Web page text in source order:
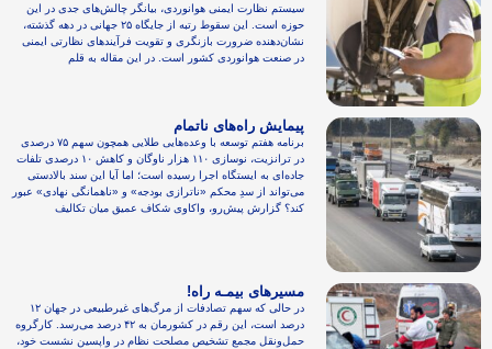
سیستم نظارت ایمنی هوانوردی، بیانگر چالش‌های جدی در این
حوزه است. این سقوط رتبه از جایگاه ۲۵ جهانی در دهه گذشته،
نشان‌دهنده ضرورت بازنگری و تقویت فرآیندهای نظارتی ایمنی
در صنعت هوانوردی کشور است. در این مقاله به قلم
پیمایش راه‌های ناتمام
برنامه هفتم توسعه با وعده‌هایی طلایی همچون سهم ۷۵ درصدی
در ترانزیت، نوسازی ۱۱۰ هزار ناوگان و کاهش ۱۰ درصدی تلفات
جاده‌ای به ایستگاه اجرا رسیده است؛ اما آیا این سند بالادستی
می‌تواند از سدِ محکم «ناترازی بودجه» و «ناهمانگی نهادی» عبور
کند؟ گزارش پیش‌رو، واکاوی شکاف عمیق میان تکالیف
مسیرهای بیمـه راه!
در حالی که سهم تصادفات از مرگ‌های غیرطبیعی در جهان ۱۲
درصد است، این رقم در کشورمان به ۴۲ درصد می‌رسد. کارگروه
حمل‌ونقل مجمع تشخیص مصلحت نظام در واپسین نشست خود،